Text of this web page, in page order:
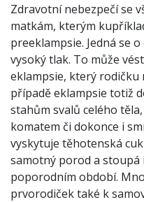
Zdravotní nebezpečí se
matkám, kterým
preeklampsie. Jedná se
vysoký tlak. To může
eklampsie, který rodičku
případě eklampsie totiž
stahům svalů celého
komatem či dokonce i
vyskytuje těhotenská
samotný porod a stoupá
poporodním období.
prvorodiček také k